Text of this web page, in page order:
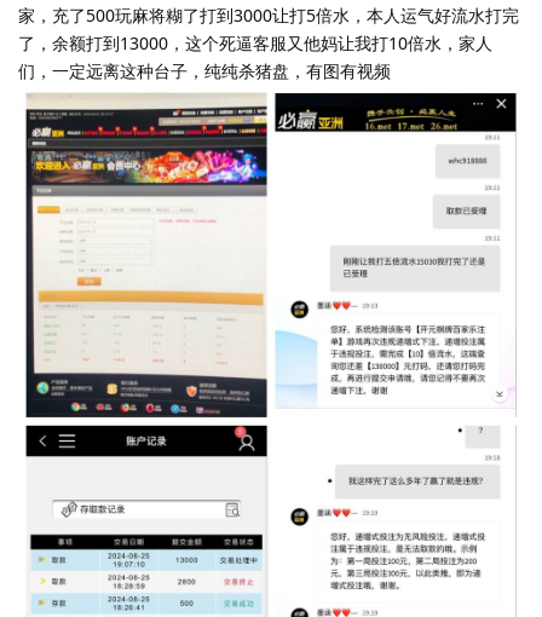
家，充了500玩麻将糊了打到3000让打5倍水，本人运气好流水打完
了，余额打到13000，这个死逼客服又他妈让我打10倍水，家人
们，一定远离这种台子，纯纯杀猪盘，有图有视频